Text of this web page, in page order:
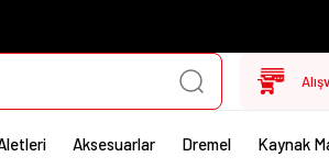
Aksesuarlar Dremel Kaynak